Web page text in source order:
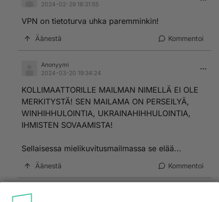
2024-02-29 18:31:55
VPN on tietoturva uhka paremminkin!
Äänestä Kommentoi
Anonyymi
2024-03-20 19:34:24
KOLLIMAATTORILLE MAILMAN NIMELLÄ EI OLE
MERKITYSTÄ! SEN MAILAMA ON PERSEILYÄ,
WINHIHHULOINTIA, UKRAINAHIHHULOINTIA,
IHMISTEN SOVAAMISTA!
Sellaisessa mielikuvitusmailmassa se elää...
Äänestä Kommentoi
Anonyymi